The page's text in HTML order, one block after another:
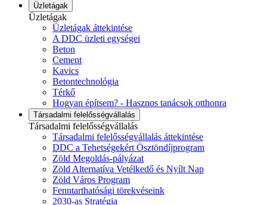
Üzletágak
Üzletágak
Üzletágak áttekintése
A DDC üzleti egységei
Beton
Cement
Kavics
Betontechnológia
Térkő
Hogyan építsem? - Hasznos tanácsok otthonra
Társadalmi felelősségvállalás
Társadalmi felelősségvállalás
Társadalmi felelősségvállalás áttekintése
DDC a Tehetségekért Ösztöndíjprogram
Zöld Megoldás-pályázat
Zöld Alternatíva Vetélkedő és Nyílt Nap
Zöld Város Program
Fenntarthatósági törekvéseink
2030-as Stratégia